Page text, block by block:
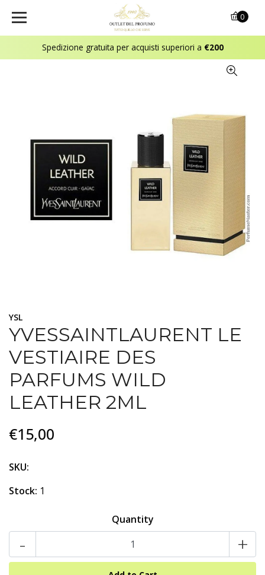
Spedizione gratuita per acquisti superiori a €200
0
YSL
YVESSAINTLAURENT LE
VESTIAIRE DES
PARFUMS WILD
LEATHER 2ML
€15,00
SKU:
Stock: 1
Quantity
- +